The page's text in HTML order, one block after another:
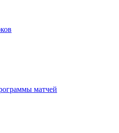
матчей